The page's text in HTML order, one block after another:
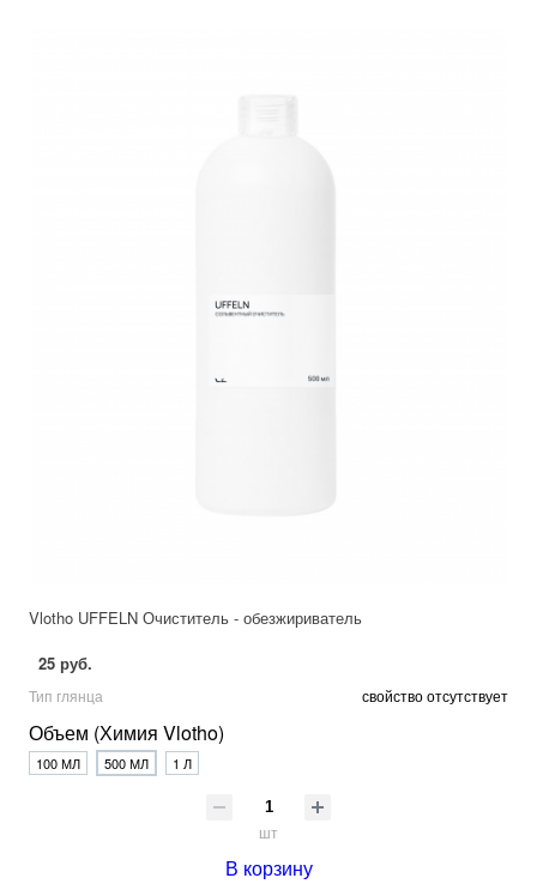
Vlotho UFFELN Очиститель - обезжириватель
25 руб.
Тип глянца свойство отсутствует
Объем (Химия Vlotho)
100 МЛ 500 МЛ 1 Л
шт
В корзину